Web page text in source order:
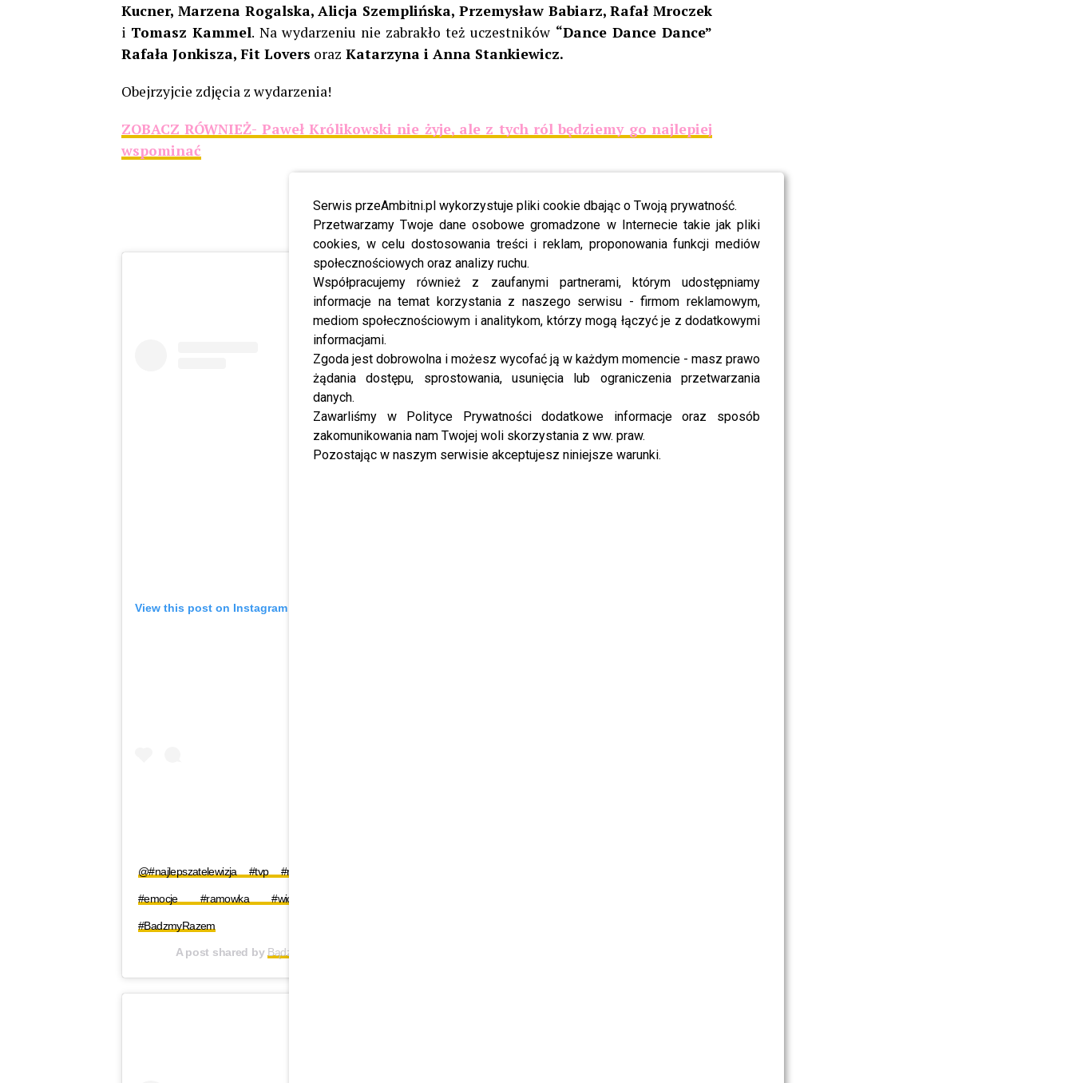
Serwis przeAmbitni.pl wykorzystuje pliki cookie dbając o Twoją prywatność.
Przetwarzamy Twoje dane osobowe gromadzone w Internecie takie jak pliki
cookies, w celu dostosowania treści i reklam, proponowania funkcji mediów
społecznościowych oraz analizy ruchu.
Współpracujemy również z zaufanymi partnerami, którym udostępniamy
informacje na temat korzystania z naszego serwisu - firmom reklamowym,
mediom społecznościowym i analitykom, którzy mogą łączyć je z dodatkowymi
informacjami.
Zgoda jest dobrowolna i możesz wycofać ją w każdym momencie - masz prawo
żądania dostępu, sprostowania, usunięcia lub ograniczenia przetwarzania
danych.
Zawarliśmy w Polityce Prywatności dodatkowe informacje oraz sposób
zakomunikowania nam Twojej woli skorzystania z ww. praw.
Pozostając w naszym serwisie akceptujesz niniejsze warunki.
Kucner, Marzena Rogalska, Alicja Szemplińska, Przemysław Babiarz, Rafał Mroczek
i Tomasz Kammel. Na wydarzeniu nie zabrakło też uczestników “Dance Dance Dance”
Rafała Jonkisza, Fit Lovers oraz Katarzyna i Anna Stankiewicz.
Obejrzyjcie zdjęcia z wydarzenia!
ZOBACZ RÓWNIEŻ- Paweł Królikowski nie żyje, ale z tych ról będziemy go najlepiej
wspominać
View this post on Instagram
@#najlepszatelewizja #tvp #ramowkawiosenna #gwiazdy #hity
#emocje #ramowka #wiosna #show #TelewizjaPolska
#BadzmyRazem
A post shared byBądźmy Razem. TVP